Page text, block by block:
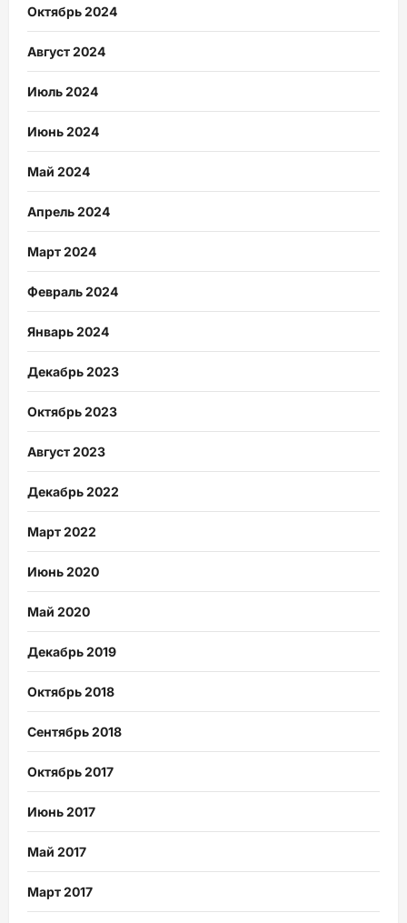
Октябрь 2024
Август 2024
Июль 2024
Июнь 2024
Май 2024
Апрель 2024
Март 2024
Февраль 2024
Январь 2024
Декабрь 2023
Октябрь 2023
Август 2023
Декабрь 2022
Март 2022
Июнь 2020
Май 2020
Декабрь 2019
Октябрь 2018
Сентябрь 2018
Октябрь 2017
Июнь 2017
Май 2017
Март 2017